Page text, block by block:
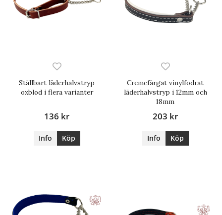
Ställbart läderhalvstryp
oxblod i flera varianter
136 kr
Info Köp
Cremefärgat vinylfodrat
läderhalvstryp i 12mm och
18mm
203 kr
Info Köp